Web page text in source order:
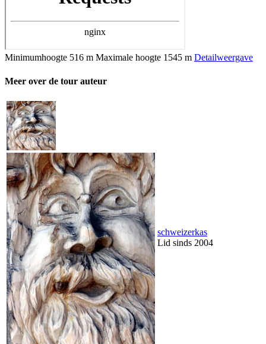
Minimumhoogte 516 m Maximale hoogte 1545 m Detailweergave
Meer over de tour auteur
schweizerkas
Lid sinds 2004